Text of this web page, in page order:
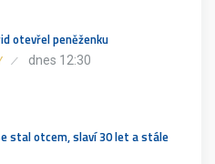
otevřel peněženku
dnes 12:30
stal otcem, slaví 30 let a stále